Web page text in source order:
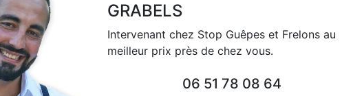
GRABELS
Intervenant chez Stop Guêpes et Frelons au
meilleur prix près de chez vous.
06 51 78 08 64